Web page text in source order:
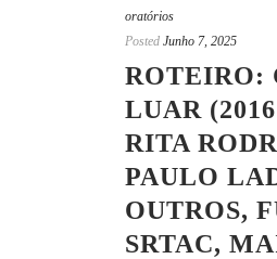
oratórios
Posted Junho 7, 2025
ROTEIRO:
LUAR
RITA
PAULO
OUTROS,
SRTAC,